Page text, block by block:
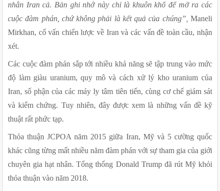
nhân Iran cả. Bản ghi nhớ này chỉ là khuôn khổ để mở ra các
cuộc đàm phán, chứ không phải là kết quả của chúng”, Maneli
Mirkhan, cố vấn chiến lược về Iran và các vấn đề toàn cầu, nhận
xét.
Các cuộc đàm phán sắp tới nhiều khả năng sẽ tập trung vào mức
độ làm giàu uranium, quy mô và cách xử lý kho uranium của
Iran, số phận của các máy ly tâm tiên tiến, cùng cơ chế giám sát
và kiểm chứng. Tuy nhiên, đây được xem là những vấn đề kỹ
thuật rất phức tạp.
Thỏa thuận JCPOA năm 2015 giữa Iran, Mỹ và 5 cường quốc
khác cũng từng mất nhiều năm đàm phán với sự tham gia của giới
chuyên gia hạt nhân. Tổng thống Donald Trump đã rút Mỹ khỏi
thỏa thuận vào năm 2018.